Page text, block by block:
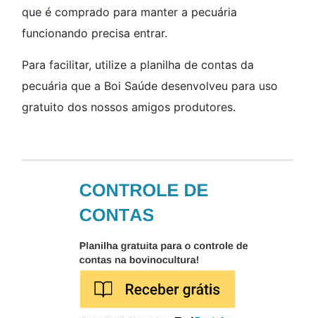
que é comprado para manter a pecuária
funcionando precisa entrar.
Para facilitar, utilize a planilha de contas da
pecuária que a Boi Saúde desenvolveu para uso
gratuito dos nossos amigos produtores.